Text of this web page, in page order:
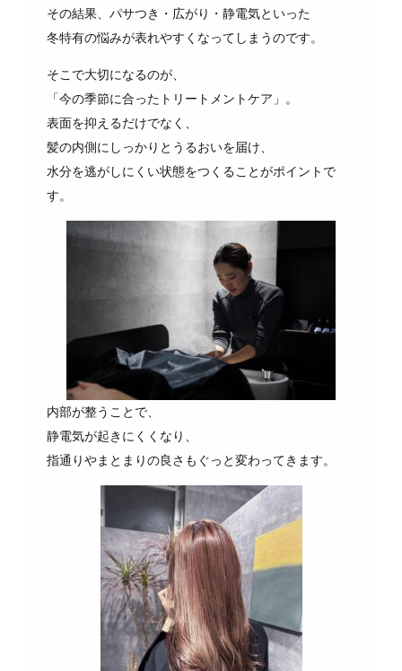
その結果、パサつき・広がり・静電気といった
冬特有の悩みが表れやすくなってしまうのです。
そこで大切になるのが、
「今の季節に合ったトリートメントケア」。
表面を抑えるだけでなく、
髪の内側にしっかりとうるおいを届け、
水分を逃がしにくい状態をつくることがポイントで
す。
内部が整うことで、
静電気が起きにくくなり、
指通りやまとまりの良さもぐっと変わってきます。